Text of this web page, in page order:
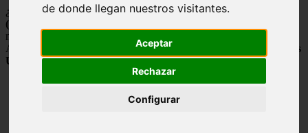
de donde llegan nuestros visitantes.
Aceptar
Rechazar
Configurar
¿Estas pensando en trabajar en Emiratos Árabes Unidos
(Emiratos Árabes Unidos)
mensuales de diferentes profesiones?
Aquí te mostramos cuanto es elsalario medio en Emiratos Árabes
Unidos
y muchos sueldos más:
Sueldo medio en Emiratos Árabes Unidos= 2,294.74€
Sueldo de un contable en Emiratos Árabes Unidos=